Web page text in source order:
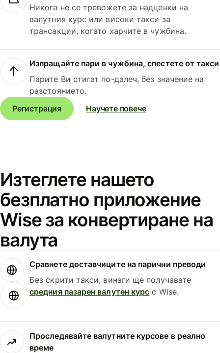
Никога не се тревожете за надценки на
валутния курс или високи такси за
трансакции, когато харчите в чужбина.
Изпращайте пари в чужбина, спестете от такси
Парите Ви стигат по-далеч, без значение на
разстоянието.
Регистрация
Научете повече
Изтеглете нашето
безплатно приложение
Wise за конвертиране на
валута
Сравнете доставчиците на парични преводи
Без скрити такси, винаги ще получавате
средния пазарен валутен курс с Wise.
Проследявайте валутните курсове в реално
време